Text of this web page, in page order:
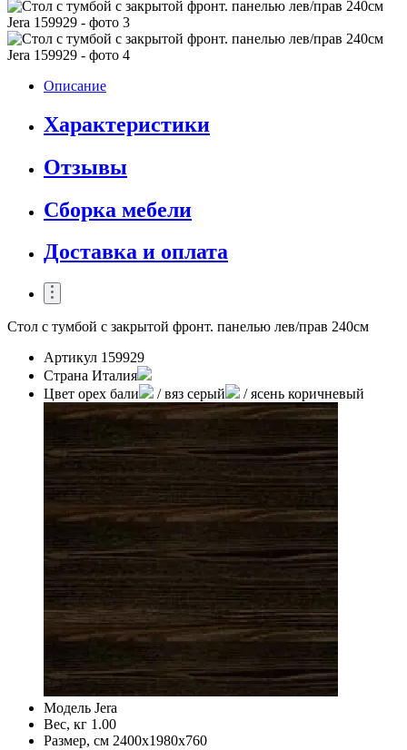
Описание
Характеристики
Отзывы
Сборка мебели
Доставка и оплата
Стол с тумбой с закрытой фронт. панелью лев/прав 240см
Артикул 159929
Страна Италия
Цвет орех бали / вяз серый / ясень коричневый
Модель Jera
Вес, кг 1.00
Размер, см 2400х1980х760